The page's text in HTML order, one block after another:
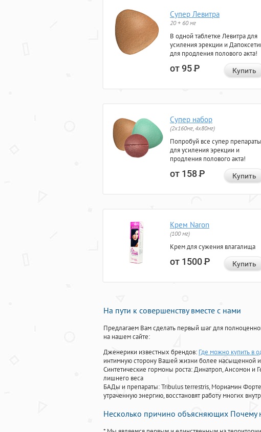
Супер Левитра
20 + 60 мг
В одной таблетке Левитра для
усиления эрекции и
для продления полового акта!
от 95Р Купить
Супер набор
(2х160мг, 4х80мг)
Попробуй все супер препараты
для усиления эрекции и
продления полового акта!
от 158Р Купить
Крем Naron
(100 мг)
Крем для сужения влагалища
от 1500Р Купить
На пути к совершенству вместе с нами
Предлагаем Вам сделать первый шаг для
на нашем сайте:
Дженерики известных брендов: Где можно купить в
интимную сторону Вашей жизни более насыщенной
Синтетические гормоны роста: Динатроп, Ансомон и
лишнего веса
БАДы и препараты:Tribulus terrestris, Мориамин
утраченную энергию, восстановят работу многих
Несколько причино объясняющих Почему